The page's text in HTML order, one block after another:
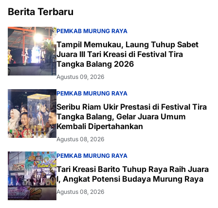
Berita Terbaru
PEMKAB MURUNG RAYA
Tampil Memukau, Laung Tuhup Sabet
Juara III Tari Kreasi di Festival Tira
Tangka Balang 2026
Agustus 09, 2026
PEMKAB MURUNG RAYA
Seribu Riam Ukir Prestasi di Festival Tira
Tangka Balang, Gelar Juara Umum
Kembali Dipertahankan
Agustus 08, 2026
PEMKAB MURUNG RAYA
Tari Kreasi Barito Tuhup Raya Raih Juara
I, Angkat Potensi Budaya Murung Raya
Agustus 08, 2026